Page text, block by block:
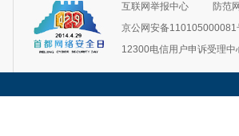
互联网举报中心
防范
京公网安备110105000081
12300电信用户申诉受理中